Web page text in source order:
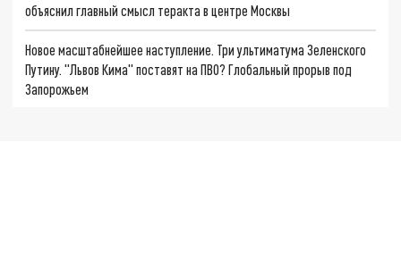
объяснил главный смысл теракта в центре Москвы
Новое масштабнейшее наступление. Три ультиматума Зеленского
Путину. "Львов Кима" поставят на ПВО? Глобальный прорыв под
Запорожьем